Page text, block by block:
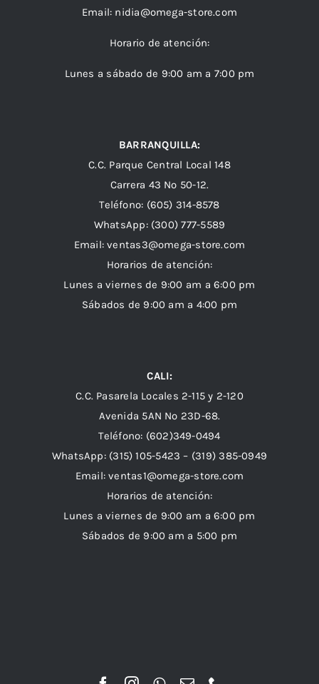
Email: nidia@omega-store.com
Horario de atención:
Lunes a sábado de 9:00 am a 7:00 pm
BARRANQUILLA:
C.C. Parque Central Local 148
Carrera 43 Nº 50-12.
Teléfono: (605) 314-8578
WhatsApp: (300) 777-5589
Email: ventas3@omega-store.com
Horarios de atención:
Lunes a viernes de 9:00 am a 6:00 pm
Sábados de 9:00 am a 4:00 pm
CALI:
C.C. Pasarela Locales 2-115 y 2-120
Avenida 5AN Nº 23D-68.
Teléfono: (602)349-0494
WhatsApp: (315) 105-5423 – (319) 385-0949
Email:ventas1@omega-store.com
Horarios de atención:
Lunes a viernes de 9:00 am a 6:00 pm
Sábados de 9:00 am a 5:00 pm